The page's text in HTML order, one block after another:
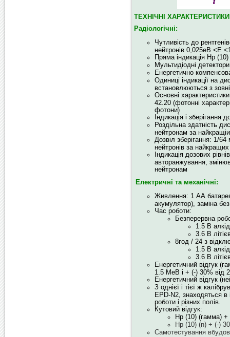
ТЕХНІЧНІ ХАРАКТЕРИСТИКИ
Радіологічні:
Чутливість до
нейтронів 0,025eВ <E
Пряма індикація Hp
Мультидіодні
Енергетично
Одиниці індикації на
встановлюються з
Основні
42.20 (фотонні
фотони)
Індикація і
Роздільна здатність
нейтронам за
Дозвіл зберігання: 1/
нейтронів за
Індикація дозових
авторанжування,
нейтронам
Електричні та механічні:
Живлення: 1 АА
акумулятор), заміна
Час роботи:
Безперервна
1.5 В
3.6 В
8год / 24 з
1.5 В
3.6 В
Енергетичний відгук
1.5 МеВ і + (-) 30% від
Енергетичний відгук
З однієї і тієї ж
EPD-N2, знаходяться в
роботи і різних полів.
Кутовий відгук:
Hp (10) (гамма)
Hp (10) (n) + (-)
Самотестування